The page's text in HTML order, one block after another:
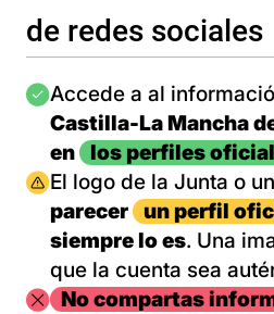
de redes sociales
Imagen
Accede a al
Castilla-La Mancha
en
los perfiles
Imagen
El logo de la Junta o
parecer
un perfil
siempre lo es. Una
que la cuenta sea
ImagenNo compartas